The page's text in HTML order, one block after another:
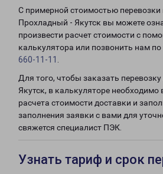
С примерной стоимостью
Прохладный - Якутск вы можете
произвести расчет стоимости с
калькулятора или позвонить нам по
660-11-11
Для того, чтобы заказать
Якутск, в калькуляторе необходимо
расчета стоимости доставки и
заполнения заявки с вами для
свяжется специалист ПЭК.
Узнать тариф и срок